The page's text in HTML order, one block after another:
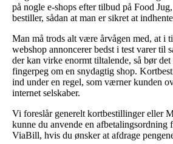
på nogle e-shops efter tilbud på Food
bestiller, sådan at man er sikret at
Man må trods alt være årvågen med, at i
webshop annoncerer bedst i test varer til
der kan virke enormt tiltalende, så bør
fingerpeg om en snydagtig shop.
ind under en regel, som værner kunden
internet selskaber.
Vi foreslår generelt kortbestillinger eller
kunne du anvende en afbetalingsordning
ViaBill, hvis du ønsker at afdrage